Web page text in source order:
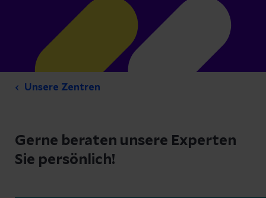
Unsere Zentren
Gerne beraten unsere Experten
Sie persönlich!